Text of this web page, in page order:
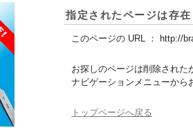
指定されたページは存
このページの URL ： http://
お探しのページは削除された
ナビゲーションメニューから
トップページへ戻る